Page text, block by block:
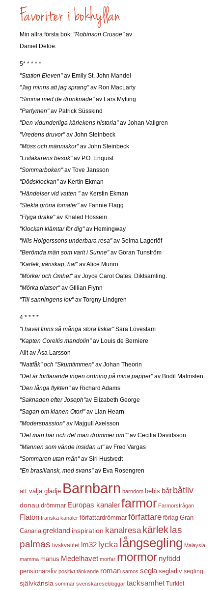
Min allra första bok: "Robinson Crusoe"av
Daniel Defoe.
5* * * * *
"Station Eleven"av Emily St. John Mandel
"Jag minns att jag sprang"av Ron MacLarty
"Simma med de drunknade"av Lars Mytting
"Parfymen"av Patrick Süsskind
"Den vidunderliga kärlekens historia"av Johan Vallgren
"Vredens druvor"av John Steinbeck
"Möss och människor"av John Steinbeck
"Livläkarens besök"av P.O. Enquist
"Sommarboken"av Tove Jansson
"Dödsklockan"av Kertin Ekman
"Händelser vid vatten "av Kerstin Ekman
"Stekta gröna tomater"av Fannie Flagg
"Flyga drake"av Khaled Hossein
"Klockan klämtar för dig"av Hemingway
"Nils Holgerssons underbara resa"av Selma Lagerlöf
"Berömda män som varit i Sunne"av Göran Tunström
"Kärlek, vänskap, hat"av Alice Munro
"Mörker och Ömhet"av Joyce Carol Oates. Diktsamling.
"Mörka platser"av GIllian Flynn
"Till sanningens lov"av Torgny Lindgren
4 * * * *
"I havet finns så många stora fiskar"Sara Lövestam
"Kapten Corellis mandolin"av Louis de Berniere
Allt av Åsa Larsson
"Nattfåk" och "Skumtimmen"av Johan Theorin
"Det är fortfarande ingen ordning på mina papper"av Bodil Malmsten
"Den långa flykten"av Richard Adams
"Saknaden efter Joseph"av Elizabeth George
"Sagan om klanen Otori"av Lian Hearn
"Moderspassion"av Majgull Axelsson
"Det man har och det man drömmer om""av Cecilia Davidsson
"Mannen som vände insidan ut"av Fred Vargas
"Sommaren utan män"av Siri Hustvedt
"En brasiliansk, med svans"av Eva Rosengren
att välja glädje Barnbarn barndom bebis båt båtliv
donau drömmar Europas kanalerfarmor Farmorsfrågan
Flatön franska kanaler författardrömmar författare förlag Gran
Canaria grekland inspiration kanalresa kärlek las
palmas livskvalitet lm32 lycka långsegling Malaysia
mamma manus Medelhavet morfar mormor nyfödd
pensionärsliv positivt tänkande roman samos segla seglarliv segling
självkänsla sommar svenskaresebloggar tacksamhet Turkiet